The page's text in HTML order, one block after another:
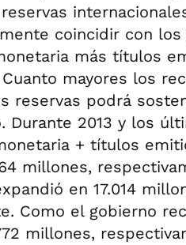
coincidir con
más títulos
mayores los
reservas podrá
Durante 2013 y los
+ títulos
millones,
en 17.014
Como el gobierno
millones,